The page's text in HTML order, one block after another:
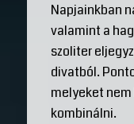
Napjainkban
valamint a
szoliter
divatból.
melyeket
kombinálni.